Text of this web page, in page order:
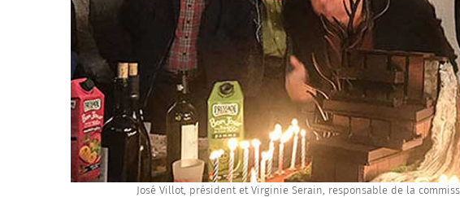
José Villot, président et Virginie Serain, responsable de la